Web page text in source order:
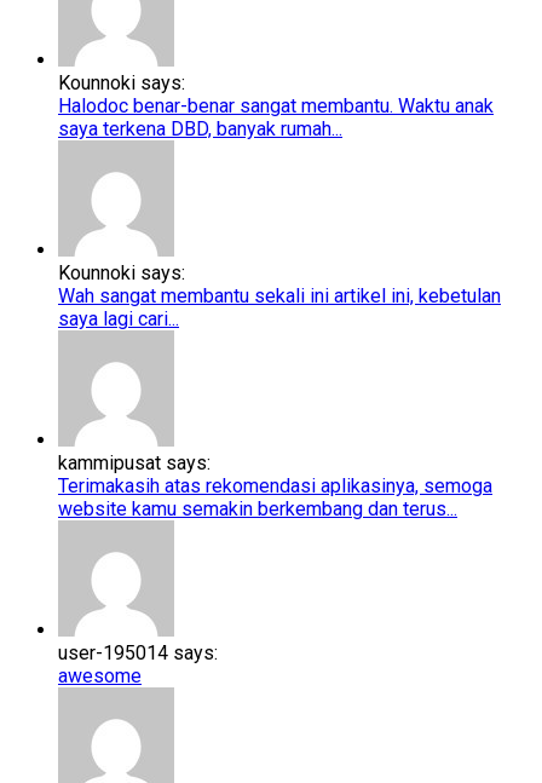
Kounnoki says:
Halodoc benar-benar sangat membantu. Waktu anak
saya terkena DBD, banyak rumah...
Kounnoki says:
Wah sangat membantu sekali ini artikel ini, kebetulan
saya lagi cari...
kammipusat says:
Terimakasih atas rekomendasi aplikasinya, semoga
website kamu semakin berkembang dan terus...
user-195014 says:
awesome